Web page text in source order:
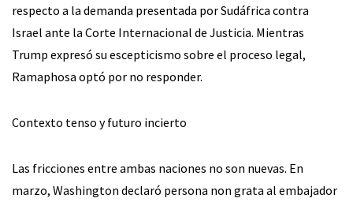
respecto a la demanda presentada por Sudáfrica contra
Israel ante la Corte Internacional de Justicia. Mientras
Trump expresó su escepticismo sobre el proceso legal,
Ramaphosa optó por no responder.
Contexto tenso y futuro incierto
Las fricciones entre ambas naciones no son nuevas. En
marzo, Washington declaró persona non grata al embajador